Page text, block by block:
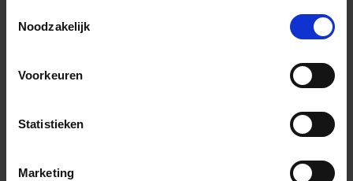
Noodzakelijk
Voorkeuren
Statistieken
Marketing